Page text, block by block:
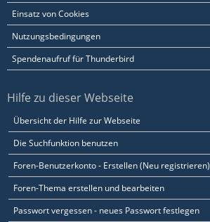
Einsatz von Cookies
Nutzungsbedingungen
Spendenaufruf für Thunderbird
Hilfe zu dieser Webseite
Übersicht der Hilfe zur Webseite
Die Suchfunktion benutzen
Foren-Benutzerkonto - Erstellen (Neu registrieren)
Foren-Thema erstellen und bearbeiten
Passwort vergessen - neues Passwort festlegen